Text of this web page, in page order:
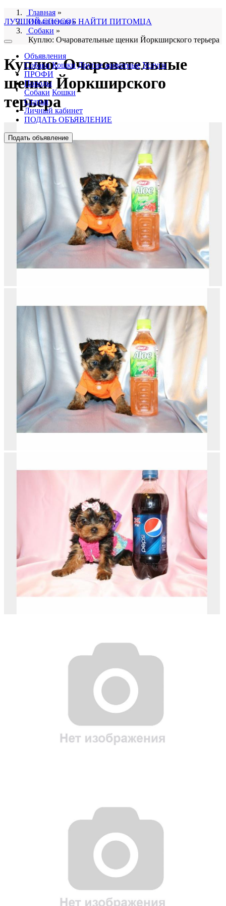
ЛУЧШИЙ СПОСОБ НАЙТИ ПИТОМЦА
Объявления
Собаки Кошки Другие животные Услуги
ПРОФИ
Породы
Собаки Кошки
Статьи
Личный кабинет
ПОДАТЬ ОБЪЯВЛЕНИЕ
Подать объявление
Главная »
Объявления»
Собаки »
Куплю: Очаровательные щенки Йоркширского терьера
Куплю: Очаровательные
щенки Йоркширского
терьера